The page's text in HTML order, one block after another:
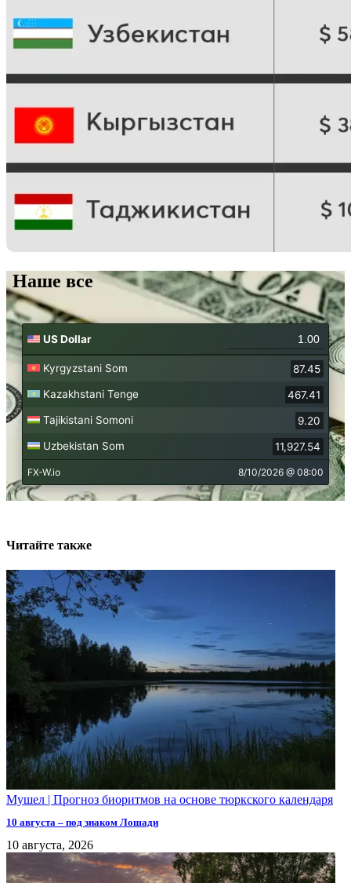
Наше все
Читайте также
Мушел | Прогноз биоритмов на основе тюркского календаря
10 августа – под знаком Лошади
10 августа, 2026